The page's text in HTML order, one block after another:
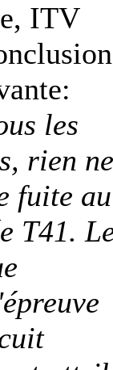
ITV
les
rien ne
fuite au
T41.